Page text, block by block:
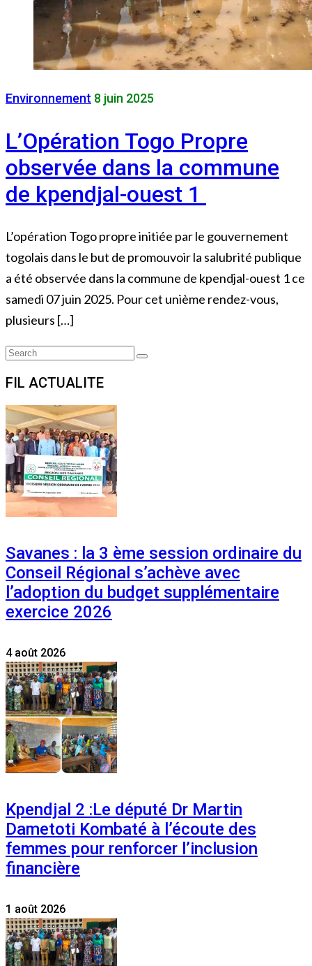
Environnement 8 juin 2025
L’Opération Togo Propre
observée dans la commune
de kpendjal-ouest 1
L’opération Togo propre initiée par le gouvernement
togolais dans le but de promouvoir la salubrité publique
a été observée dans la commune de kpendjal-ouest 1 ce
samedi 07 juin 2025. Pour cet unième rendez-vous,
plusieurs […]
Search
Search
FIL ACTUALITE
Savanes : la 3 ème session ordinaire du
Conseil Régional s’achève avec
l’adoption du budget supplémentaire
exercice 2026
4 août 2026
Kpendjal 2 :Le député Dr Martin
Dametoti Kombaté à l’écoute des
femmes pour renforcer l’inclusion
financière
1 août 2026